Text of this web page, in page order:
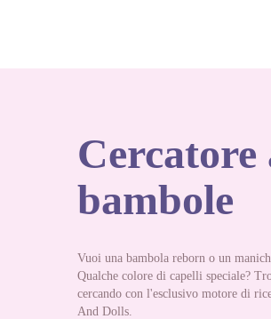
Cercatore
bambole
Vuoi una bambola reborn o un
Qualche colore di capelli speciale?
cercando con l'esclusivo motore di
And Dolls.